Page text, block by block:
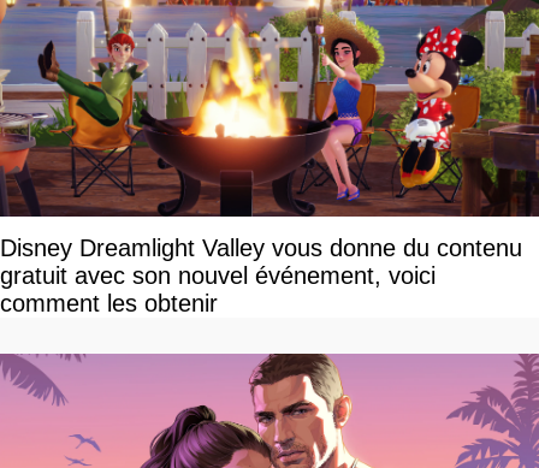
Disney Dreamlight Valley vous donne du contenu
gratuit avec son nouvel événement, voici
comment les obtenir